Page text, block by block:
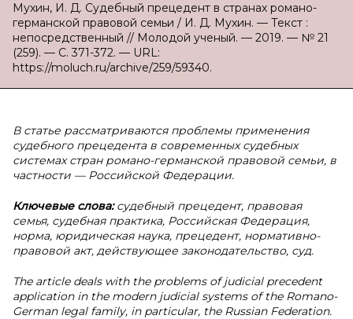
Мухин, И. Д. Судебный прецедент в странах романо-
германской правовой семьи / И. Д. Мухин. — Текст :
непосредственный // Молодой ученый. — 2019. — № 21
(259). — С. 371-372. — URL:
https://moluch.ru/archive/259/59340.
В статье рассматриваются проблемы применения
судебного прецедента в современных судебных
системах стран романо-германской правовой семьи, в
частности — Российской Федерации.
Ключевые слова:судебный прецедент, правовая
семья, судебная практика, Российская Федерация,
норма, юридическая наука, прецедент, нормативно-
правовой акт, действующее законодательство, суд.
The article deals with the problems of judicial precedent
application in the modern judicial systems of the Romano-
German legal family, in particular, the Russian Federation.